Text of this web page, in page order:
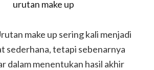
make up sering kali menjadi
sederhana, tetapi sebenarnya
dalam menentukan hasil akhir